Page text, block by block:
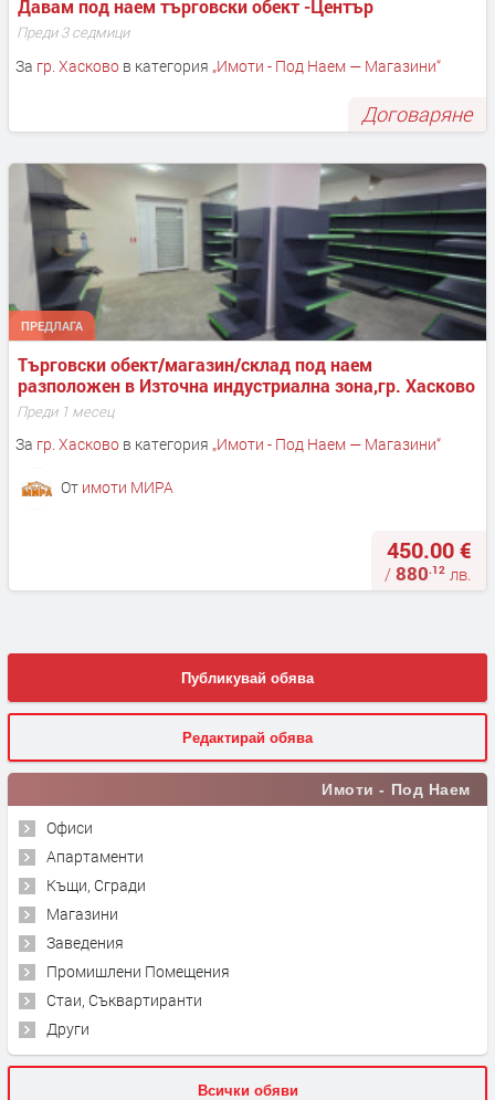
Давам под наем търговски обект -Център
Преди 3 седмици
За гр. Хасковов категория „Имоти - Под Наем — Магазини“
Договаряне
ПРЕДЛАГА
Търговски обект/магазин/склад под наем
разположен в Източна индустриална зона,гр. Хасково
Преди 1 месец
За гр. Хасковов категория „Имоти - Под Наем — Магазини“
От имоти МИРА
450.00 €
/880.12 лв.
Публикувай обява
Редактирай обява
Имоти - Под Наем
Офиси
Апартаменти
Къщи, Сгради
Магазини
Заведения
Промишлени Помещения
Стаи, Съквартиранти
Други
Всички обяви